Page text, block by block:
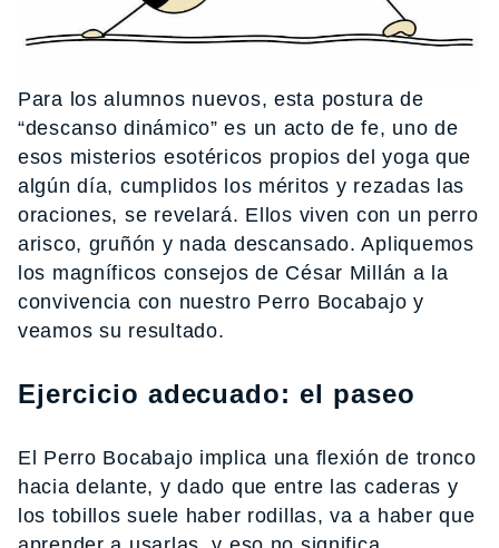
Para los alumnos nuevos, esta postura de
“descanso dinámico” es un acto de fe, uno de
esos misterios esotéricos propios del yoga que
algún día, cumplidos los méritos y rezadas las
oraciones, se revelará. Ellos viven con un perro
arisco, gruñón y nada descansado. Apliquemos
los magníficos consejos de César Millán a la
convivencia con nuestro Perro Bocabajo y
veamos su resultado.
Ejercicio adecuado: el paseo
El Perro Bocabajo implica una flexión de tronco
hacia delante, y dado que entre las caderas y
los tobillos suele haber rodillas, va a haber que